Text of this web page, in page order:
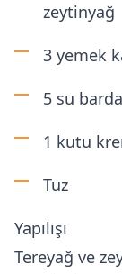
zeytinyağ
3 yemek
5 su
1 kutu
Tuz
Yapılışı
Tereyağ ve